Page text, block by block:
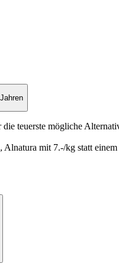
teuerste mögliche
Alnatura mit 7.-/kg statt